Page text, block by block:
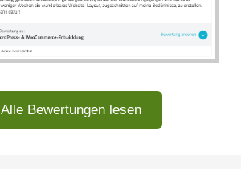
Alle Bewertungen lesen